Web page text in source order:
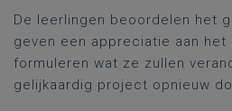
De leerlingen beoordelen het
geven een appreciatie aan het
formuleren wat ze zullen
gelijkaardig project opnieuw